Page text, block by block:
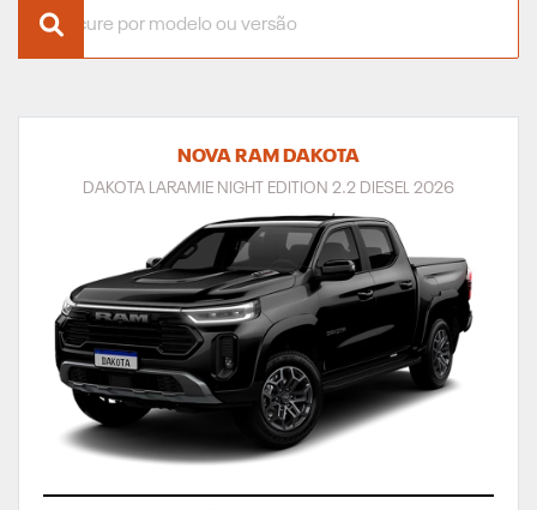
NOVA RAM DAKOTA
DAKOTA LARAMIE NIGHT EDITION 2.2 DIESEL 2026